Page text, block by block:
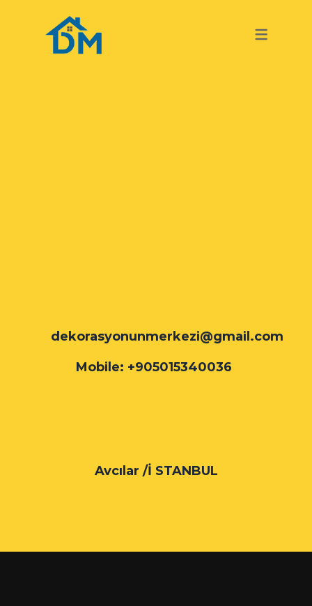
TURKISH
dekorasyonunmerkezi@gmail.com
Mobile: +905015340036
Avcılar /İ STANBUL